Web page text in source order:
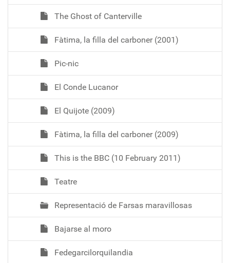
The Ghost of Canterville
Fàtima, la filla del carboner (2001)
Pic-nic
El Conde Lucanor
El Quijote (2009)
Fàtima, la filla del carboner (2009)
This is the BBC (10 February 2011)
Teatre
Representació de Farsas maravillosas
Bajarse al moro
Fedegarcilorquilandia